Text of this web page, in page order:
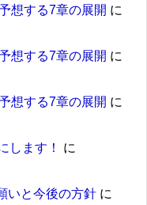
想する7章の展開 に
想する7章の展開 に
想する7章の展開 に
します！
に
いと今後の方針 に